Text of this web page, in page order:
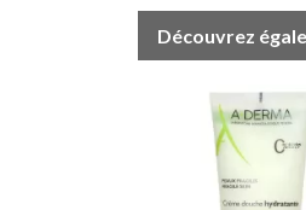
Découvrez